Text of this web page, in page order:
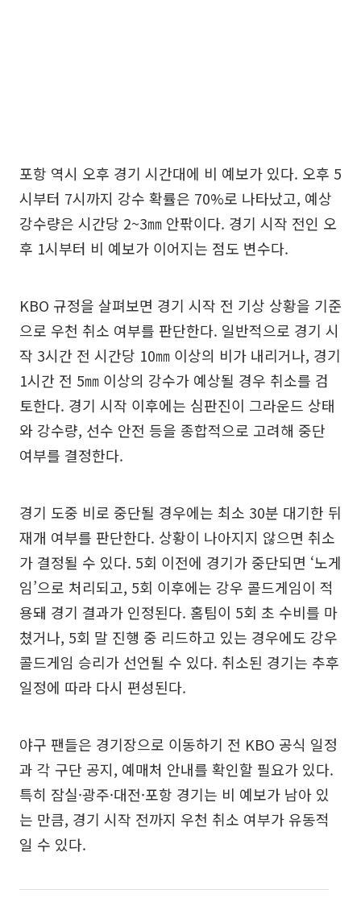
포항 역시 오후 경기 시간대에 비 예보가 있다. 오후 5
시부터 7시까지 강수 확률은 70%로 나타났고, 예상
강수량은 시간당 2~3㎜ 안팎이다. 경기 시작 전인 오
후 1시부터 비 예보가 이어지는 점도 변수다.
KBO 규정을 살펴보면 경기 시작 전 기상 상황을 기준
으로 우천 취소 여부를 판단한다. 일반적으로 경기 시
작 3시간 전 시간당 10㎜ 이상의 비가 내리거나, 경기
1시간 전 5㎜ 이상의 강수가 예상될 경우 취소를 검
토한다. 경기 시작 이후에는 심판진이 그라운드 상태
와 강수량, 선수 안전 등을 종합적으로 고려해 중단
여부를 결정한다.
경기 도중 비로 중단될 경우에는 최소 30분 대기한 뒤
재개 여부를 판단한다. 상황이 나아지지 않으면 취소
가 결정될 수 있다. 5회 이전에 경기가 중단되면 ‘노게
임’으로 처리되고, 5회 이후에는 강우 콜드게임이 적
용돼 경기 결과가 인정된다. 홈팀이 5회 초 수비를 마
쳤거나, 5회 말 진행 중 리드하고 있는 경우에도 강우
콜드게임 승리가 선언될 수 있다. 취소된 경기는 추후
일정에 따라 다시 편성된다.
야구 팬들은 경기장으로 이동하기 전 KBO 공식 일정
과 각 구단 공지, 예매처 안내를 확인할 필요가 있다.
특히 잠실·광주·대전·포항 경기는 비 예보가 남아 있
는 만큼, 경기 시작 전까지 우천 취소 여부가 유동적
일 수 있다.